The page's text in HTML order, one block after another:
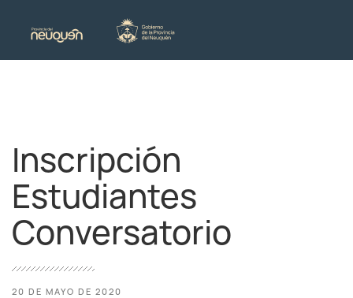
Inscripción
Estudiantes
Conversatorio
20 DE MAYO DE 2020